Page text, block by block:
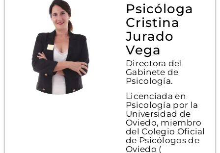
Psicóloga
Cristina
Jurado
Vega
Directora del
Gabinete de
Psicología.
Licenciada en
Psicología por la
Universidad de
Oviedo, miembro
del Colegio Oficial
de Psicólogos de
Oviedo (